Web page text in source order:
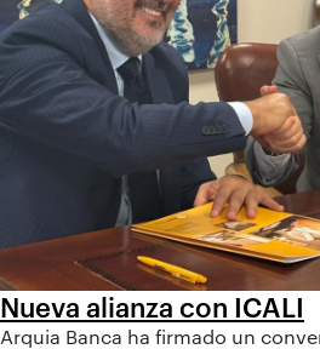
Nueva alianza con ICALI
Arquia Banca ha firmado un